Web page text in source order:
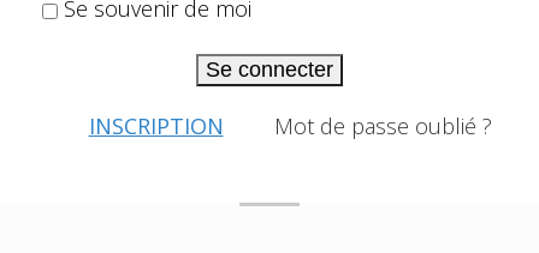
Se souvenir de moi
Se connecter
INSCRIPTION Mot de passe oublié ?